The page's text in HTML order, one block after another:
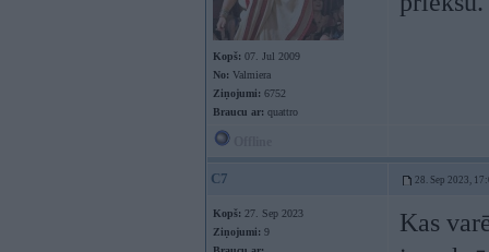
Kopš: 07. Jul 2009
No: Valmiera
Ziņojumi: 6752
Braucu ar: quattro
C7 28. Sep 2023,
Kopš: 27. Sep 2023
Ziņojumi: 9
Kas